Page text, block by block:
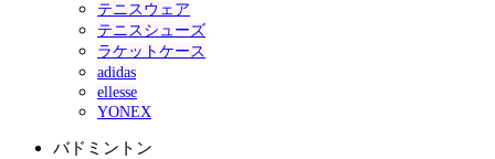
テニスウェア
テニスシューズ
ラケットケース
adidas
ellesse
YONEX
バドミントン